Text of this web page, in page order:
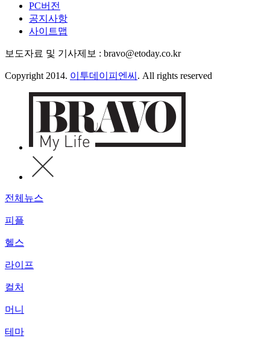
PC버전
공지사항
사이트맵
보도자료 및 기사제보 : bravo@etoday.co.kr
Copyright 2014. 이투데이피엔씨 . All rights reserved
전체뉴스
피플
헬스
라이프
컬처
머니
테마